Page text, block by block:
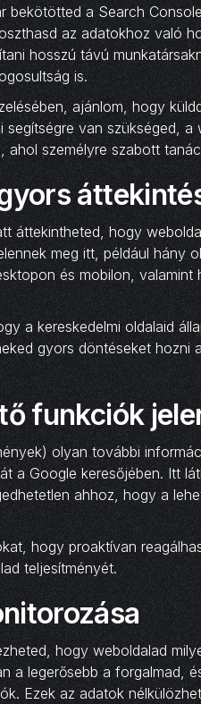
bekötötted a Search
az adatokhoz való
hosszú távú
is.
ajánlom, hogy
van szükséged, a
ahol személyre szabott
áttekintheted, hogy
meg itt, például hány
és mobilon, valamint
a kereskedelmi oldalaid
gyors döntéseket hozni
funkciók
olyan további
a Google keresőjében. Itt
ahhoz, hogy a
hogy proaktívan
teljesítményét.
hogy weboldalad
a legerősebb a forgalmad,
Ezek az adatok